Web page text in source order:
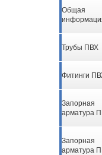
Общая
Трубы ПВХ
Фитинги
Запорная
арматура
Запорная
арматура